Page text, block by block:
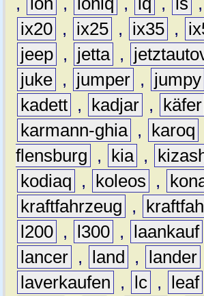
ix20 , ix25 , ix35 ,
jeep , jetta ,
juke , jumper , jumpy
kadett , kadjar , käfer
karmann-ghia , karoq
flensburg
, kia ,
kodiaq
, koleos ,
kraftfahrzeug
,
l200 , l300 , laankauf
lancer , land , lander
laverkaufen
, lc , leaf